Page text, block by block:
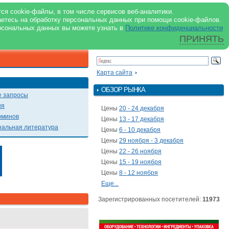
cookie-файлы, в том числе сервисов веб-аналитики.
на обработку персональных данных при помощи cookie-файлов.
данных вы можете узнать в Политике конфиденциальности
ПРИНЯТЬ
support@milkbranch.ru
О портале
Реклама в журнале
Реклама на портале
Архив номеров
запросы
литература
Карта сайта
ОБЗОР РЫНКА
Цены 20 - 24 декабря
Цены 13 - 17 декабря
Цены 6 - 10 декабря
Цены 29 ноября - 3 декабря
Цены 22 - 26 ноября
Цены 15 - 19 ноября
Цены 8 - 12 ноября
Еще...
Зарегистрированных посетителей: 11973